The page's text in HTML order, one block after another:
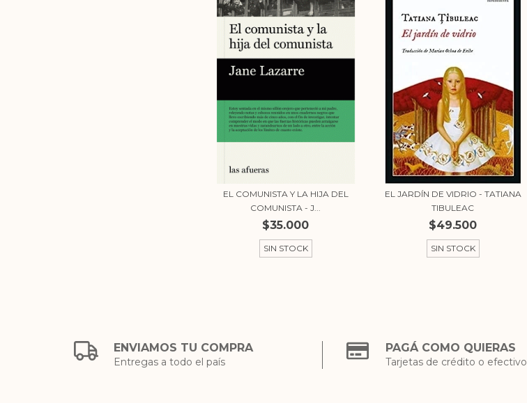
EL COMUNISTA Y LA HIJA DEL
COMUNISTA - J...
$35.000
SIN STOCK
EL JARDÍN DE VIDRIO - TATIANA
TIBULEAC
$49.500
SIN STOCK
ENVIAMOS TU COMPRA
Entregas a todo el país
PAGÁ COMO QUIERAS
Tarjetas de crédito o efectivo